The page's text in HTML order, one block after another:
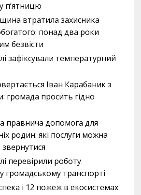
п’ятницю
втратила захисника
понад два роки
безвісти
зафіксували температурний
Іван Карабаник з
громада просить гідно
правнича допомога для
родин: які послуги можна
перевірили роботу
громадському транспорті
і 12 пожеж в екосистемах